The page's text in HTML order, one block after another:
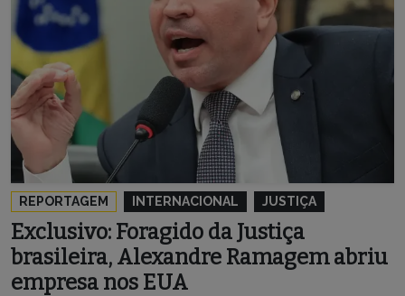
REPORTAGEM INTERNACIONAL JUSTIÇA
Exclusivo: Foragido da Justiça
brasileira, Alexandre Ramagem abriu
empresa nos EUA